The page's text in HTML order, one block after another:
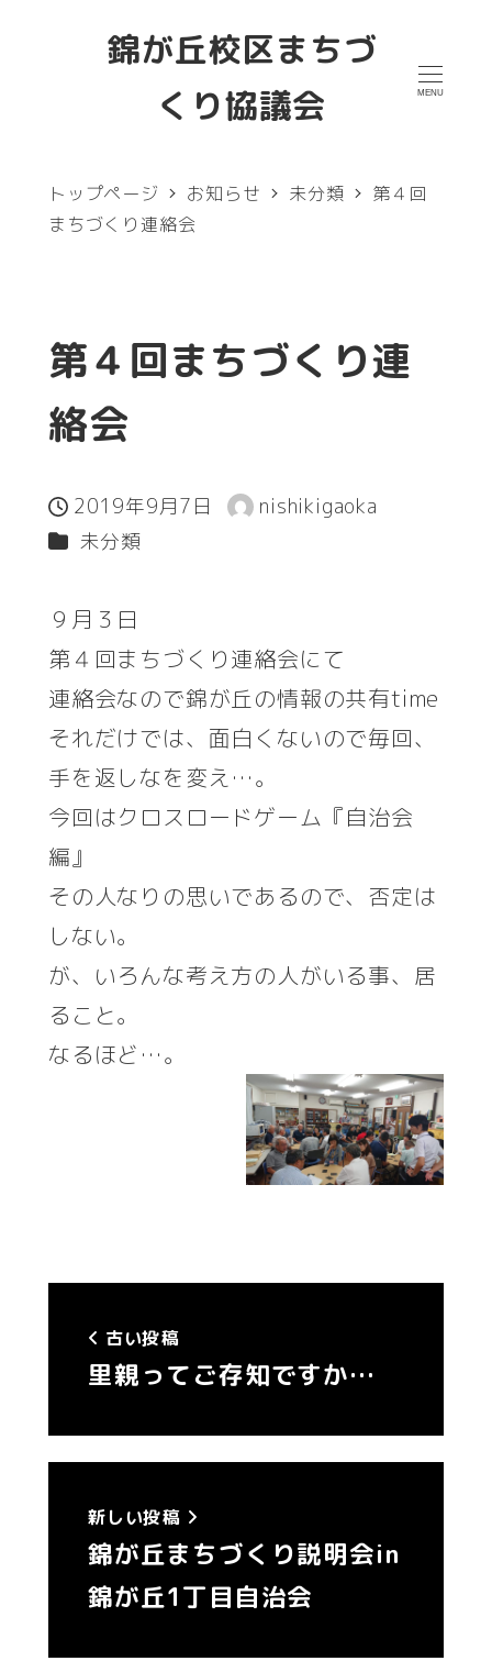
錦が丘校区まちづ
くり協議会
MENU
トップページ お知らせ 未分類
第４回
まちづくり連絡会
第４回まちづくり連
絡会
投稿日
2019年9月7日
著
nishikigaoka
カテゴリー
未分類
９月３日
第４回まちづくり連絡会にて
連絡会なので錦が丘の情報の共有time
それだけでは、面白くないので毎回、
手を返しなを変え…。
今回はクロスロードゲーム『自治会
編』
その人なりの思いであるので、否定は
しない。
が、いろんな考え方の人がいる事、居
ること。
なるほど…。
古い投稿
里親ってご存知ですか…
新しい投稿
錦が丘まちづくり説明会in
錦が丘1丁目自治会